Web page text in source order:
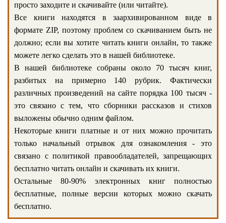
просто заходите и скачивайте (или читайте).
Все книги находятся в заархивированном виде в
формате ZIP, поэтому проблем со скачиванием быть не
должно; если вы хотите читать книги онлайн, то также
можете легко сделать это в нашей библиотеке.
В нашей библиотеке собраны около 70 тысяч книг,
разбитых на примерно 140 рубрик. Фактически
различных произведений на сайте порядка 100 тысяч -
это связано с тем, что сборники рассказов и стихов
выложены обычно одним файлом.
Некоторые книги платные и от них можно прочитать
только начальный отрывок для ознакомления - это
связано с политикой правообладателей, запрещающих
бесплатно читать онлайн и скачивать их книги.
Остальные 80-90% электронных книг полностью
бесплатные, полные версии которых можно скачать
бесплатно.